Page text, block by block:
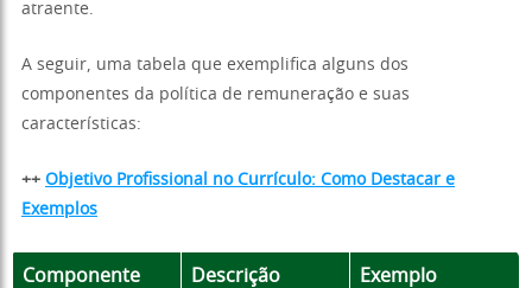
atraente.
A seguir, uma tabela que exemplifica alguns dos
componentes da política de remuneração e suas
características:
++ Objetivo Profissional no Currículo: Como Destacar e
Exemplos
Componente Descrição Exemplo